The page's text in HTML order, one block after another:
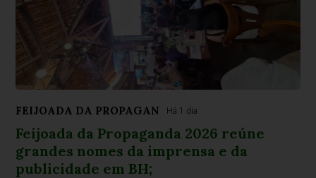
FEIJOADA DA PROPAGAN Há 1 dia
Feijoada da Propaganda 2026 reúne
grandes nomes da imprensa e da
publicidade em BH;